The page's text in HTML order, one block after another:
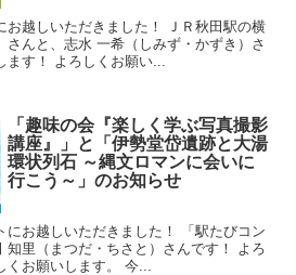
お越しいただきました！ ＪＲ秋田駅の横
さんと、志水 一希（しみず・かずき）さ
ます！ よろしくお願い...
「趣味の会『楽しく学ぶ写真撮影
講座』」と「伊勢堂岱遺跡と大湯
環状列石 ～縄文ロマンに会いに
行こう～」のお知らせ
にお越しいただきました！ 「駅たびコン
知里（まつだ・ちさと）さんです！ よろ
お願いします。 今...